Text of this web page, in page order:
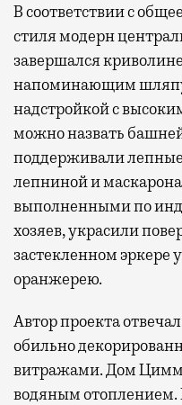
В соответствии с
стиля модерн
завершался
напоминающим
надстройкой с
можно назвать
поддерживали
лепниной и
выполненными по
хозяев, украсили
застекленном
оранжерею.
Автор проекта
обильно
витражами. Дом
водяным отоплением.